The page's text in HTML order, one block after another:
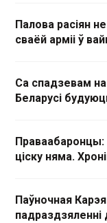
Палова расіян
сваёй арміі ў
Са спадзевам
Беларусі
ціску няма.
Паўночная
падраздзяленні